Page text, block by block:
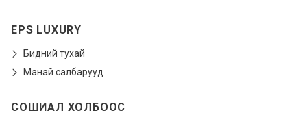
EPS LUXURY
Бидний тухай
Манай салбарууд
СОШИАЛ ХОЛБООС